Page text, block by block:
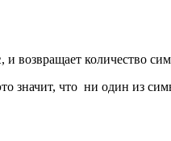
, и возвращает количество
значит, что ни один из